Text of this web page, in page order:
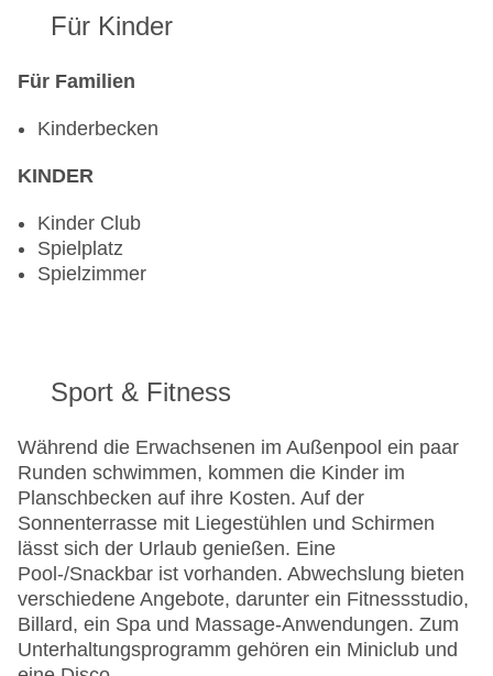
Für Kinder
Für Familien
Kinderbecken
KINDER
Kinder Club
Spielplatz
Spielzimmer
Sport & Fitness
Während die Erwachsenen im Außenpool ein paar
Runden schwimmen, kommen die Kinder im
Planschbecken auf ihre Kosten. Auf der
Sonnenterrasse mit Liegestühlen und Schirmen
lässt sich der Urlaub genießen. Eine
Pool-/Snackbar ist vorhanden. Abwechslung bieten
verschiedene Angebote, darunter ein Fitnessstudio,
Billard, ein Spa und Massage-Anwendungen. Zum
Unterhaltungsprogramm gehören ein Miniclub und